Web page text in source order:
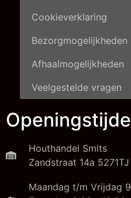
Cookieverklaring
Bezorgmogelijkheden
Afhaalmogelijkheden
Veelgestelde vragen
Houthandel Smits
Zandstraat 14a
Maandag t/m Vrijdag